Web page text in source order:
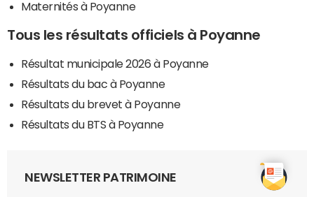
Maternités à Poyanne
Tous les résultats officiels à Poyanne
Résultat municipale 2026 à Poyanne
Résultats du bac à Poyanne
Résultats du brevet à Poyanne
Résultats du BTS à Poyanne
NEWSLETTER PATRIMOINE